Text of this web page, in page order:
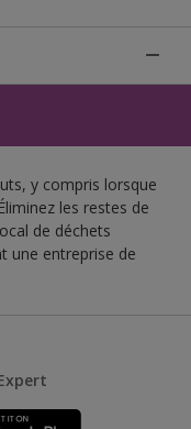
y compris lorsque
les restes de
de déchets
une entreprise de